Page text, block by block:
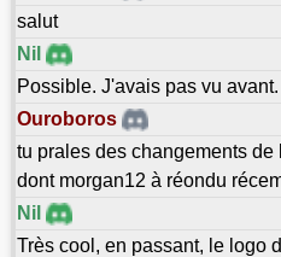
salut
Nil
Possible. J'avais pas vu avant.
Ouroboros
tu prales des changements
dont morgan12 à réondu
Nil
Très cool, en passant, le logo